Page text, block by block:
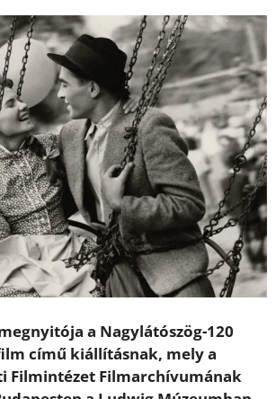
a Nagylátószög-120
című kiállításnak, mely a
Filmintézet Filmarchívumának